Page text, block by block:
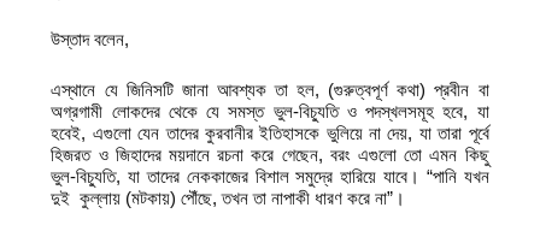
উস্তাদ বলেন,
এস্থানে যে জিনিসটি জানা আবশ্যক তা হল, (গুরুত্বপূর্ণ কথা) প্রবীন বা
অগ্রগামী লোকদের থেকে যে সমস্ত ভুল-বিচ্যুতি ও পদস্খলসমূহ হবে, যা
হবেই, এগুলো যেন তাদের কুরবানীর ইতিহাসকে ভুলিয়ে না দেয়, যা তারা পূর্বে
হিজরত ও জিহাদের ময়দানে রচনা করে গেছেন, বরং এগুলো তো এমন কিছু
ভুল-বিচ্যুতি, যা তাদের নেককাজের বিশাল সমুদ্রে হারিয়ে যাবে। “পানি যখন
দুই কুল্লায় (মটকায়) পৌঁছে, তখন তা নাপাকী ধারণ করে না”।